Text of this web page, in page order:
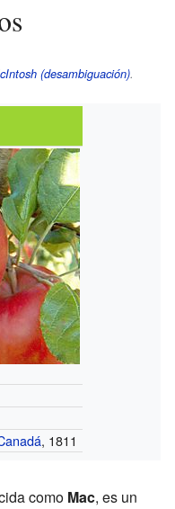
(desambiguación).
, 1811
como Mac, es un